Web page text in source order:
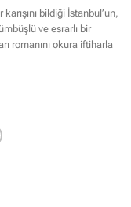
bildiği İstanbul’un,
ve esrarlı bir
romanını okura iftiharla